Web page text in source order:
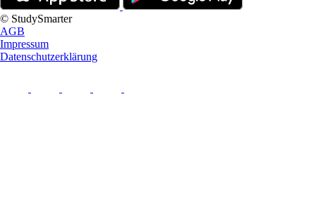
© StudySmarter
AGB
Impressum
Datenschutzerklärung